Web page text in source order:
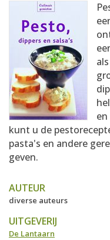
kunt u de
pasta's en andere
geven.
AUTEUR
diverse auteurs
UITGEVERIJ
De Lantaarn